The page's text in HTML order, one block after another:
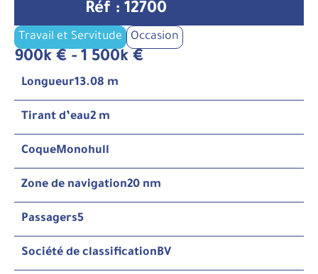
Réf : 12700
Travail et Servitude Occasion
900k € - 1 500k €
Longueur13.08 m
Tirant d’eau2 m
CoqueMonohull
Zone de navigation20 nm
Passagers5
Société de classificationBV